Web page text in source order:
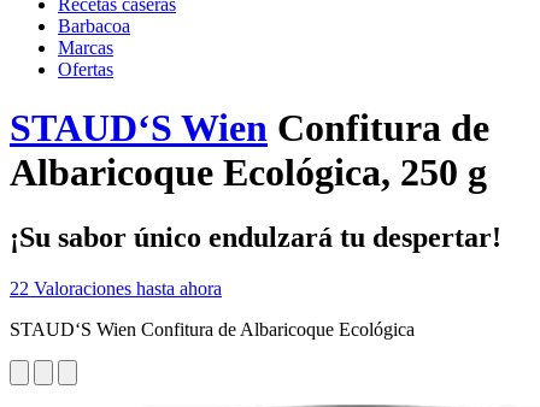
Recetas caseras
Barbacoa
Marcas
Ofertas
STAUD‘S Wien Confitura de
Albaricoque Ecológica, 250 g
¡Su sabor único endulzará tu despertar!
22 Valoraciones hasta ahora
STAUD‘S Wien Confitura de Albaricoque Ecológica